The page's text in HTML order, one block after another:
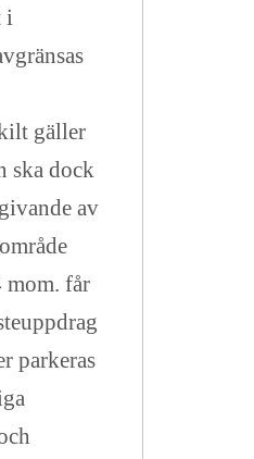
i
gäller
ska dock
av
mom. får
parkeras